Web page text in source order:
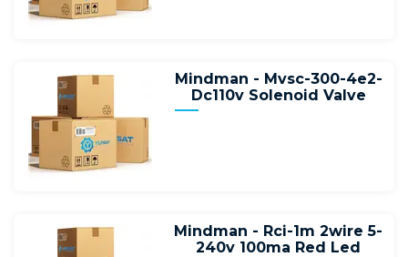
Mindman - Mvsc-300-4e2-
Dc110v Solenoid Valve
Mindman - Rci-1m 2wire 5-
240v 100ma Red Led